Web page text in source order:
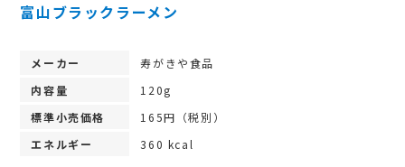
富山ブラックラーメン
メーカー
寿がきや食品
内容量
120g
標準小売価格
165円（税別）
エネルギー
360 kcal